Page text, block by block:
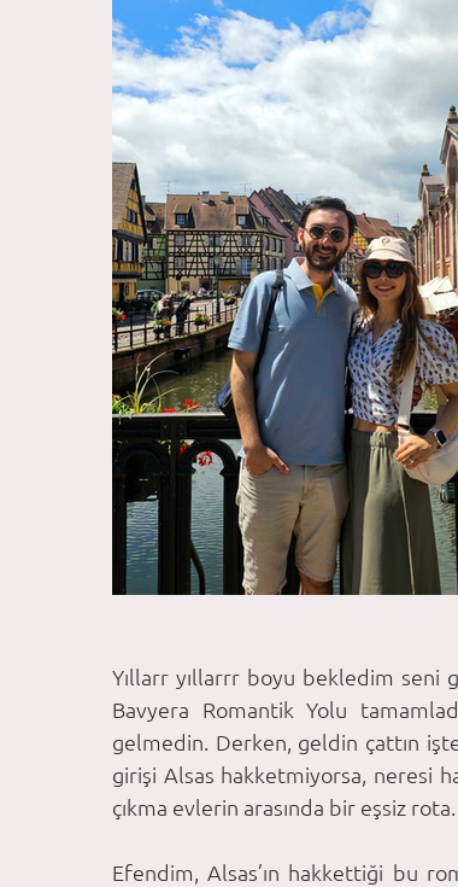
Yıllarr yıllarrr boyu bekledim seni
Bavyera Romantik Yolu
gelmedin. Derken, geldin çattın
girişi Alsas hakketmiyorsa, neresi
çıkma evlerin arasında bir eşsiz rota.
Efendim, Alsas’ın hakkettiği bu